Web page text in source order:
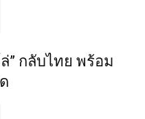
” กลับไทย พร้อม